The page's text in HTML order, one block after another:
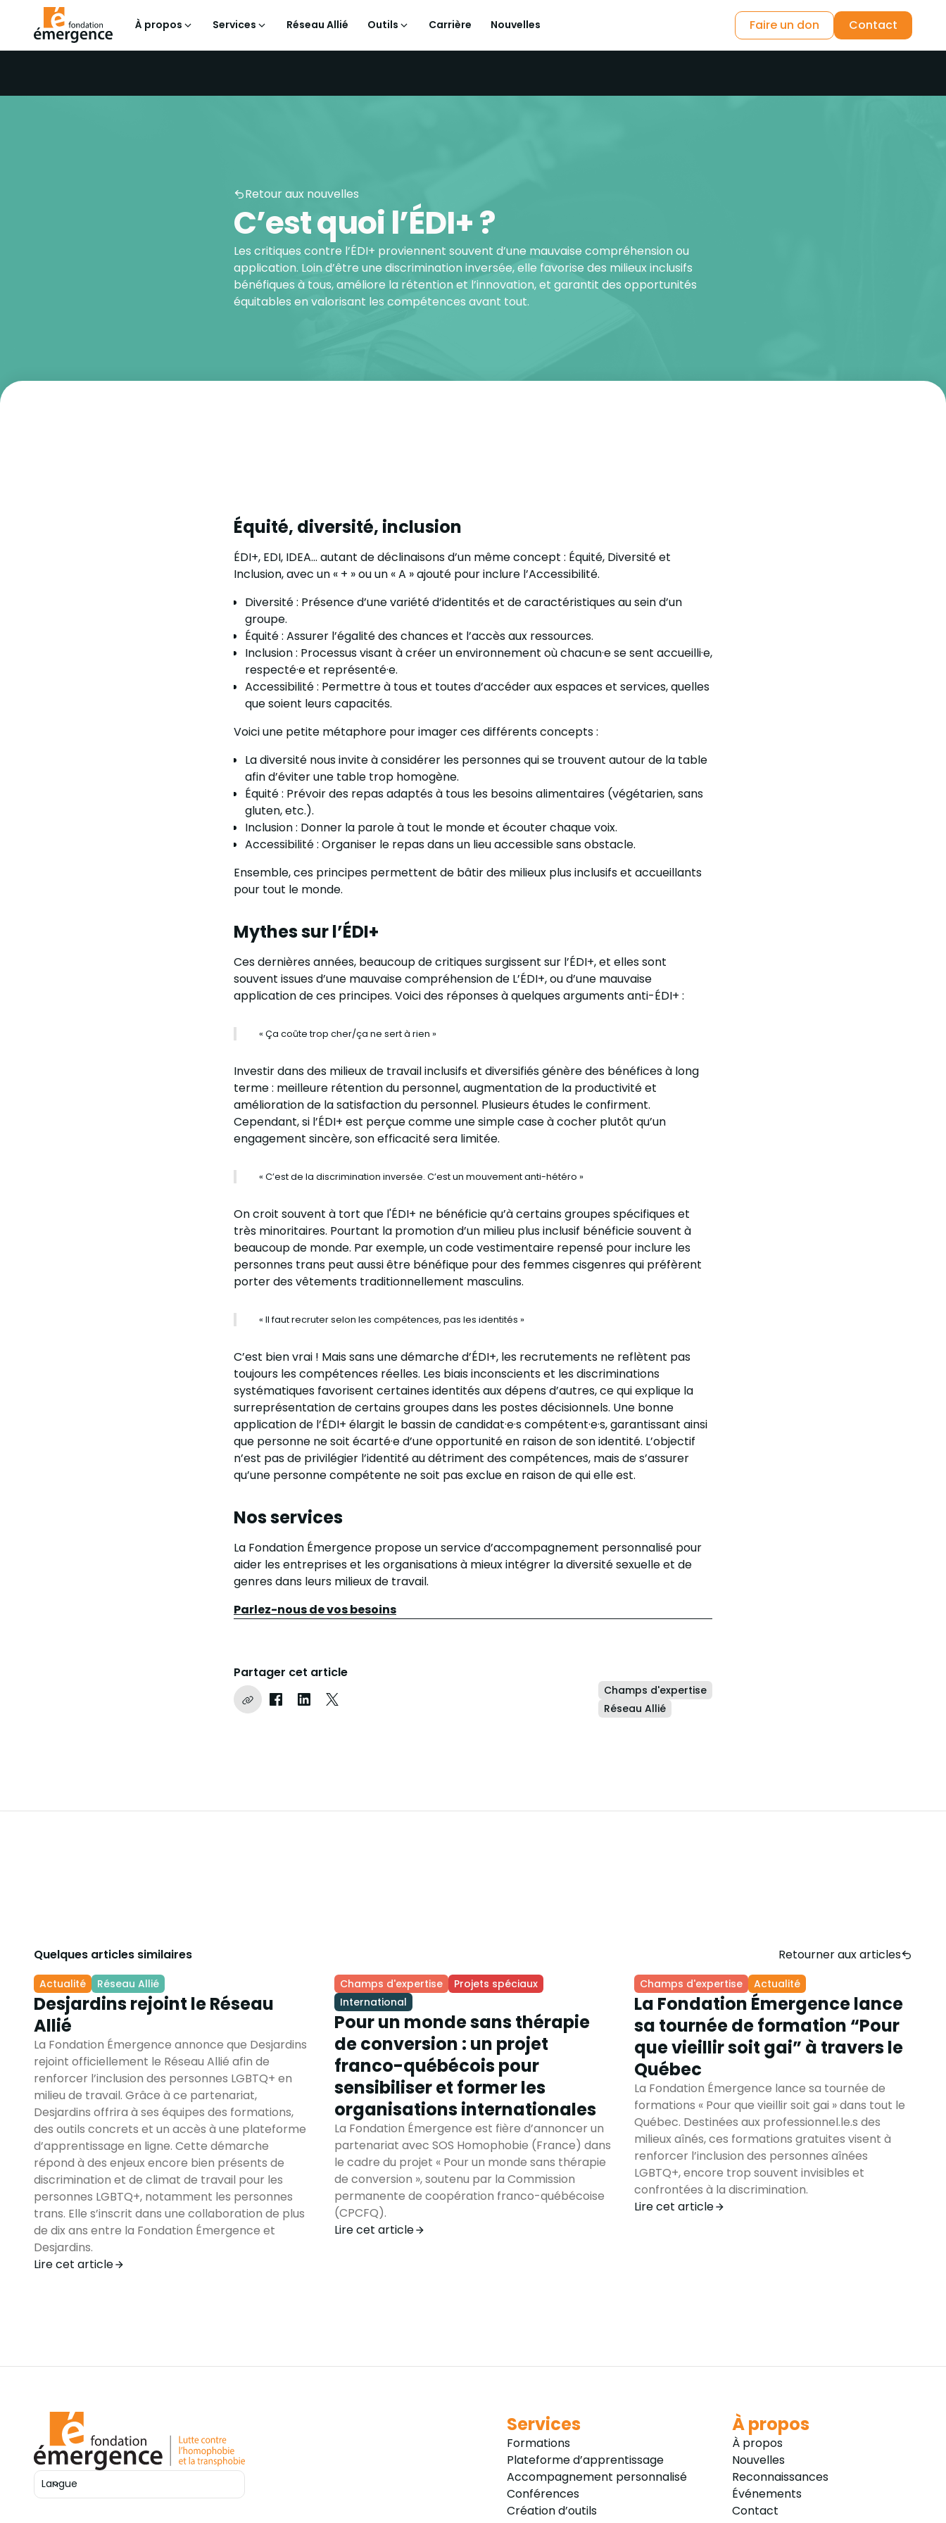
À propos Services Réseau Allié Outils Carrière Nouvelles Faire un don Contact
Retour aux nouvelles
C’est quoi l’ÉDI+ ?
Les critiques contre l’ÉDI+ proviennent souvent d’une mauvaise compréhension ou
application. Loin d’être une discrimination inversée, elle favorise des milieux inclusifs
bénéfiques à tous, améliore la rétention et l’innovation, et garantit des opportunités
équitables en valorisant les compétences avant tout.
Équité, diversité, inclusion
ÉDI+, EDI, IDEA… autant de déclinaisons d’un même concept : Équité, Diversité et
Inclusion, avec un « + » ou un « A » ajouté pour inclure l’Accessibilité.
Diversité : Présence d’une variété d’identités et de caractéristiques au sein d’un
groupe.
Équité : Assurer l’égalité des chances et l’accès aux ressources.
Inclusion : Processus visant à créer un environnement où chacun·e se sent accueilli·e,
respecté·e et représenté·e.
Accessibilité : Permettre à tous et toutes d’accéder aux espaces et services, quelles
que soient leurs capacités.
Voici une petite métaphore pour imager ces différents concepts :
La diversité nous invite à considérer les personnes qui se trouvent autour de la table
afin d’éviter une table trop homogène.
Équité : Prévoir des repas adaptés à tous les besoins alimentaires (végétarien, sans
gluten, etc.).
Inclusion : Donner la parole à tout le monde et écouter chaque voix.
Accessibilité : Organiser le repas dans un lieu accessible sans obstacle.
Ensemble, ces principes permettent de bâtir des milieux plus inclusifs et accueillants
pour tout le monde.
Mythes sur l’ÉDI+
Ces dernières années, beaucoup de critiques surgissent sur l’ÉDI+, et elles sont
souvent issues d’une mauvaise compréhension de L’ÉDI+, ou d’une mauvaise
application de ces principes. Voici des réponses à quelques arguments anti-ÉDI+ :
« Ça coûte trop cher/ça ne sert à rien »
Investir dans des milieux de travail inclusifs et diversifiés génère des bénéfices à long
terme : meilleure rétention du personnel, augmentation de la productivité et
amélioration de la satisfaction du personnel. Plusieurs études le confirment.
Cependant, si l’ÉDI+ est perçue comme une simple case à cocher plutôt qu’un
engagement sincère, son efficacité sera limitée.
« C’est de la discrimination inversée. C’est un mouvement anti-hétéro »
On croit souvent à tort que l'ÉDI+ ne bénéficie qu’à certains groupes spécifiques et
très minoritaires. Pourtant la promotion d’un milieu plus inclusif bénéficie souvent à
beaucoup de monde. Par exemple, un code vestimentaire repensé pour inclure les
personnes trans peut aussi être bénéfique pour des femmes cisgenres qui préfèrent
porter des vêtements traditionnellement masculins.
« Il faut recruter selon les compétences, pas les identités »
C’est bien vrai ! Mais sans une démarche d’ÉDI+, les recrutements ne reflètent pas
toujours les compétences réelles. Les biais inconscients et les discriminations
systématiques favorisent certaines identités aux dépens d’autres, ce qui explique la
surreprésentation de certains groupes dans les postes décisionnels. Une bonne
application de l’ÉDI+ élargit le bassin de candidat·e·s compétent·e·s, garantissant ainsi
que personne ne soit écarté·e d’une opportunité en raison de son identité. L’objectif
n’est pas de privilégier l’identité au détriment des compétences, mais de s’assurer
qu’une personne compétente ne soit pas exclue en raison de qui elle est.
Nos services
La Fondation Émergence propose un service d’accompagnement personnalisé pour
aider les entreprises et les organisations à mieux intégrer la diversité sexuelle et de
genres dans leurs milieux de travail.
Parlez-nous de vos besoins
Partager cet article
Copier le lien
Partager sur Facebook
Partager sur LinkedIn
Partager sur Instagram
Champs d'expertise
Réseau Allié
Quelques articles similaires Retourner aux articles
Actualité Réseau Allié
Desjardins rejoint le Réseau
Allié
La Fondation Émergence annonce que Desjardins
rejoint officiellement le Réseau Allié afin de
renforcer l’inclusion des personnes LGBTQ+ en
milieu de travail. Grâce à ce partenariat,
Desjardins offrira à ses équipes des formations,
des outils concrets et un accès à une plateforme
d’apprentissage en ligne. Cette démarche
répond à des enjeux encore bien présents de
discrimination et de climat de travail pour les
personnes LGBTQ+, notamment les personnes
trans. Elle s’inscrit dans une collaboration de plus
de dix ans entre la Fondation Émergence et
Desjardins.
Lire cet article
Champs d'expertise
Projets spéciaux
International
Pour un monde sans thérapie
de conversion : un projet
franco-québécois pour
sensibiliser et former les
organisations internationales
La Fondation Émergence est fière d’annoncer un
partenariat avec SOS Homophobie (France) dans
le cadre du projet « Pour un monde sans thérapie
de conversion », soutenu par la Commission
permanente de coopération franco-québécoise
(CPCFQ).
Lire cet article
Champs d'expertise Actualité
La Fondation Émergence lance
sa tournée de formation “Pour
que vieillir soit gai” à travers le
Québec
La Fondation Émergence lance sa tournée de
formations « Pour que vieillir soit gai » dans tout le
Québec. Destinées aux professionnel.le.s des
milieux aînés, ces formations gratuites visent à
renforcer l’inclusion des personnes aînées
LGBTQ+, encore trop souvent invisibles et
confrontées à la discrimination.
Lire cet article
Langue
Ouvrir le sélecteur
Services
Formations
Plateforme d’apprentissage
Accompagnement personnalisé
Conférences
Création d’outils
À propos
À propos
Nouvelles
Reconnaissances
Événements
Contact